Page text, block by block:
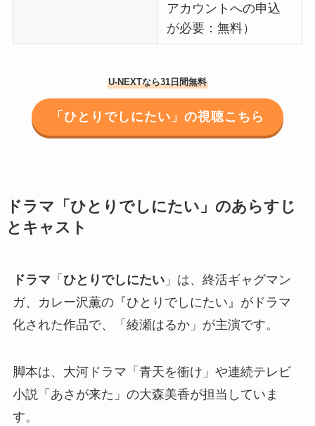
アカウントへの申込
が必要：無料）
U-NEXTなら31日間無料
「ひとりでしにたい」の視聴こちら
ドラマ 「 ひとりでしにたい 」のあらすじ
とキャスト
ドラマ 「 ひとりでしにたい」は、終活ギャグマン
ガ、カレー沢薫の『ひとりでしにたい』がドラマ
化された作品で、「綾瀬はるか」が主演です。
脚本は、大河ドラマ「青天を衝け」や連続テレビ
小説「あさが来た」の大森美香が担当していま
す。